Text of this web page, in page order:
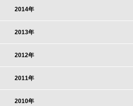
2014年
2013年
2012年
2011年
2010年